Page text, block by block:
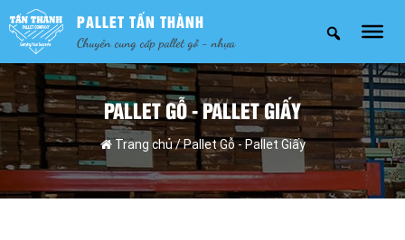
PALLET TẤN THÀNH
Chuyên cung cấp pallet gỗ - nhựa
PALLET GỖ - PALLET GIẤY
Trang chủ/ Pallet Gỗ - Pallet Giấy